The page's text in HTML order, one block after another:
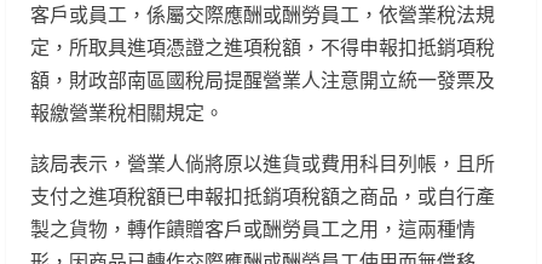
客戶或員工，係屬交際應酬或酬勞員工，依營業稅法規
定，所取具進項憑證之進項稅額，不得申報扣抵銷項稅
額，財政部南區國稅局提醒營業人注意開立統一發票及
報繳營業稅相關規定。
該局表示，營業人倘將原以進貨或費用科目列帳，且所
支付之進項稅額已申報扣抵銷項稅額之商品，或自行產
製之貨物，轉作饋贈客戶或酬勞員工之用，這兩種情